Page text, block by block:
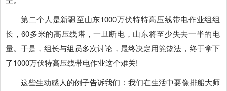
第二个人是新疆至山东1000万伏特特高压线带电作业组组
长，60多米的高压线塔，一旦断电，山东将至少失去一半的电
量。于是，组长与组员多次讨论，最终决定用篼篮法，终于拿下
了1000万伏特高压线带电作业这个难关!
这些生动感人的例子告诉我们：我们在生活中要像排船大师